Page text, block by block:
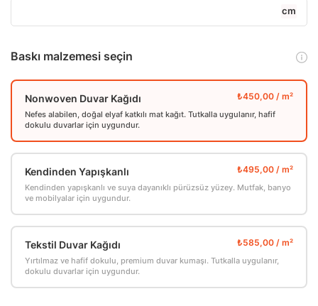
cm
Baskı malzemesi seçin
Nonwoven Duvar Kağıdı
Nefes alabilen, doğal elyaf katkılı mat kağıt. Tutkalla uygulanır, hafif
dokulu duvarlar için uygundur.
Kendinden Yapışkanlı
Kendinden yapışkanlı ve suya dayanıklı pürüzsüz yüzey. Mutfak, banyo
ve mobilyalar için uygundur.
Tekstil Duvar Kağıdı
Yırtılmaz ve hafif dokulu, premium duvar kumaşı. Tutkalla uygulanır,
dokulu duvarlar için uygundur.